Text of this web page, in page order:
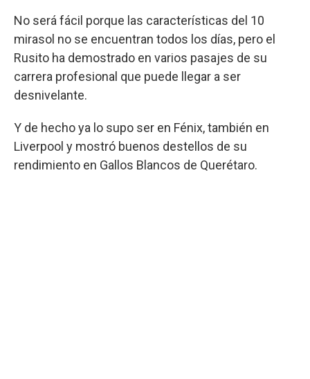
No será fácil porque las características del 10
mirasol no se encuentran todos los días, pero el
Rusito ha demostrado en varios pasajes de su
carrera profesional que puede llegar a ser
desnivelante.
Y de hecho ya lo supo ser en Fénix, también en
Liverpool y mostró buenos destellos de su
rendimiento en Gallos Blancos de Querétaro.